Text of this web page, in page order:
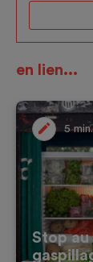
en lien...
5 min.
Stop au